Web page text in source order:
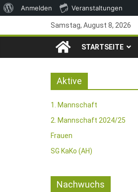
Über
Anmelden Veranstaltungen
Inhalt
Samstag, August 8, 2026
TSG
1846
e.V.
Mainz-
Kastel
Fussballabteilung
STARTSEITE
Aktive
1. Mannschaft
2. Mannschaft 2024/25
Frauen
SG KaKo (AH)
Nachwuchs